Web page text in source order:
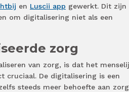
en Luscii app gewerkt. Dit zijn
om digitalisering niet als een
zorg
van zorg, is dat het
cruciaal. De digitalisering is een
steeds meer behoefte aan zorg